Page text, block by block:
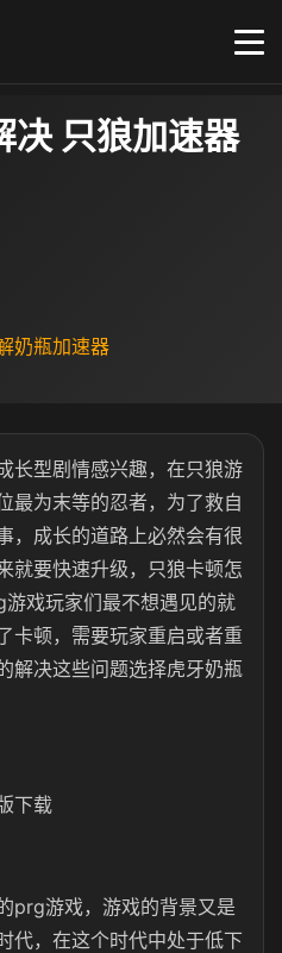
决 只狼加速器
奶瓶加速器
长型剧情感兴趣，在只狼游
最为末等的忍者，为了救自
，成长的道路上必然会有很
就要快速升级，只狼卡顿怎
戏玩家们最不想遇见的就
卡顿，需要玩家重启或者重
解决这些问题选择虎牙奶瓶
下载
prg游戏，游戏的背景又是
代，在这个时代中处于低下